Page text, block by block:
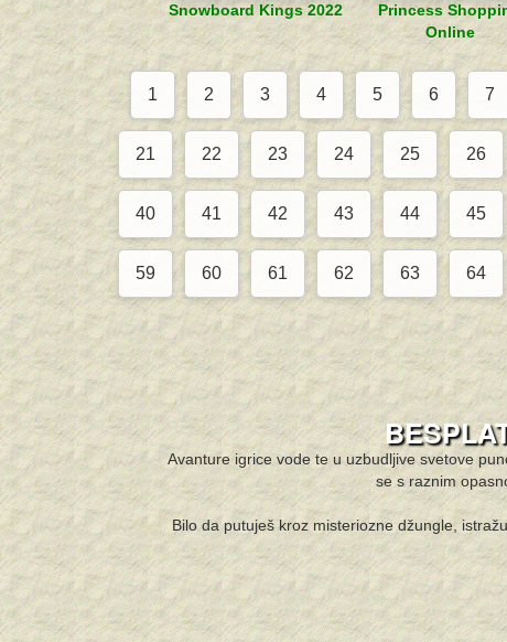
Snowboard Kings 2022
Princess
Online
1 2 3 4 5 6 7
21 22 23 24 25 26
40 41 42 43 44 45
59 60 61 62 63 64
Avanture igrice vode te u uzbudljive svetove
se s raznim
Bilo da putuješ kroz misteriozne džungle,